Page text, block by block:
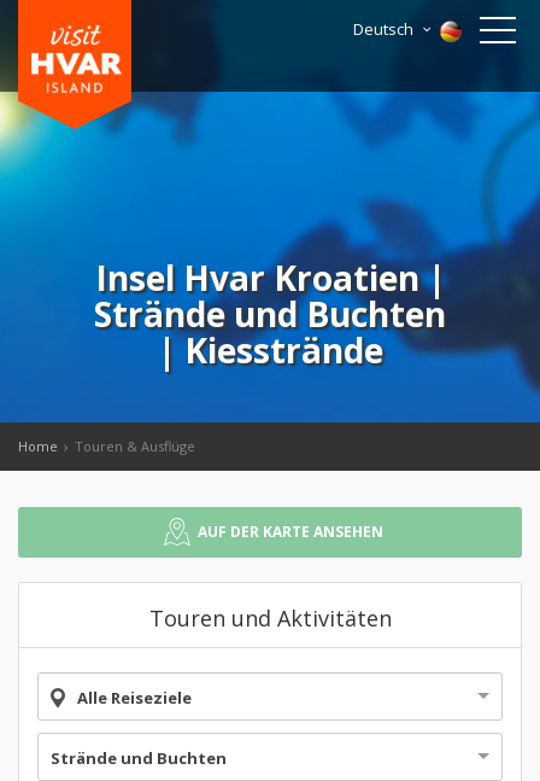
Deutsch
Insel Hvar Kroatien |
Strände und Buchten
| Kiesstrände
Home Touren & Ausflüge
AUF DER KARTE ANSEHEN
Touren und Aktivitäten
Alle Reiseziele
Strände und Buchten